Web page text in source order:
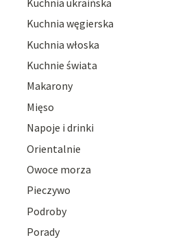
Kuchnia węgierska
Kuchnia włoska
Kuchnie świata
Makarony
Mięso
Napoje i drinki
Orientalnie
Owoce morza
Pieczywo
Podroby
Porady